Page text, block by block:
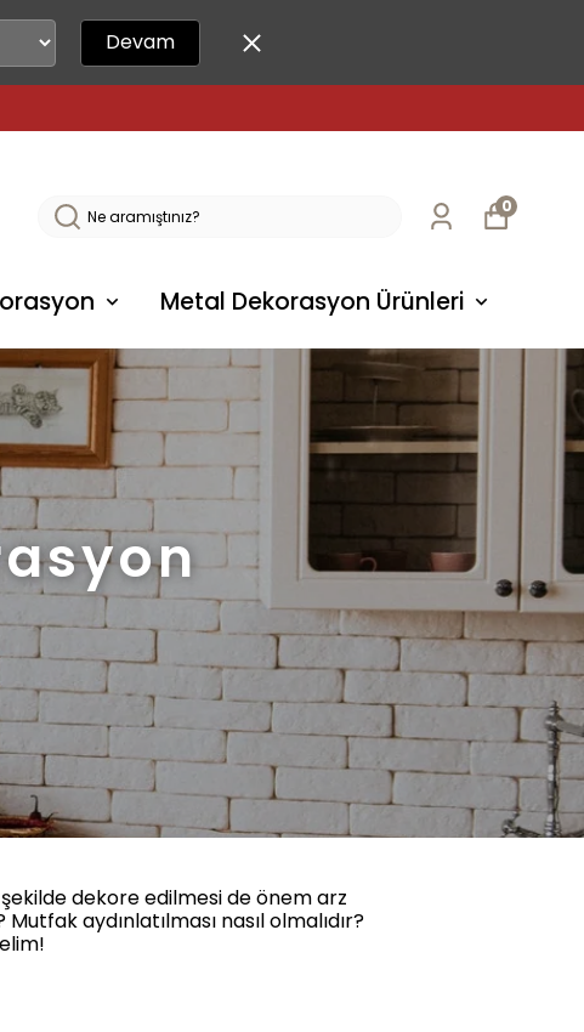
Devam
Metal Dekorasyon Ürünleri
0
dekore edilmesi de önem arz
aydınlatılması nasıl olmalıdır?